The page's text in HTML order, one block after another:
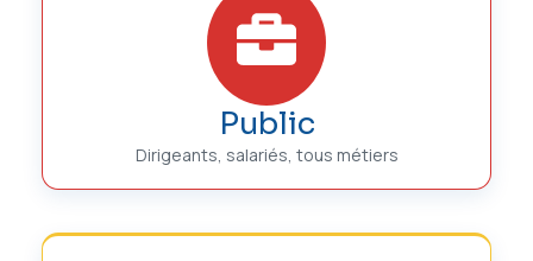
Public
Dirigeants, salariés, tous métiers